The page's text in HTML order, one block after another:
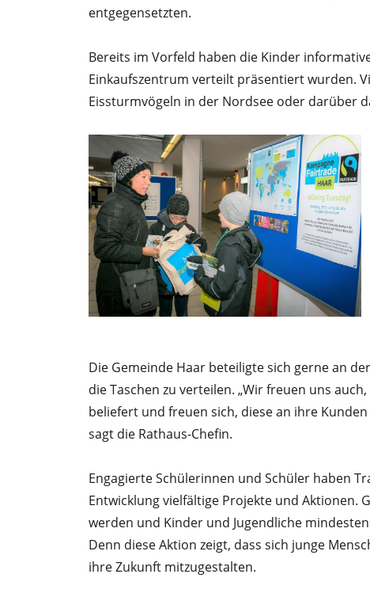
entgegensetzten.
Bereits im Vorfeld haben die Kinder
Einkaufszentrum verteilt präsentiert wurden.
Eissturmvögeln in der Nordsee oder darüber
Die Gemeinde Haar beteiligte sich gerne an
die Taschen zu verteilen. „Wir freuen uns
beliefert und freuen sich, diese an ihre
sagt die Rathaus-Chefin.
Engagierte Schülerinnen und Schüler haben
Entwicklung vielfältige Projekte und Aktionen.
werden und Kinder und Jugendliche
Denn diese Aktion zeigt, dass sich junge
ihre Zukunft mitzugestalten.